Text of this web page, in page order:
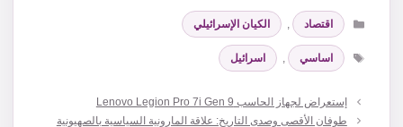
التصنيفات
اقتصاد ,
الكيان الإسرائيلي
الوسوم
اساسي , اسرائيل
إستعراض لجهاز الحاسب Lenovo Legion Pro 7i Gen 9
طوفان الأقصى وصدى التاريخ: علاقة المارونية السياسية بالصهيونية